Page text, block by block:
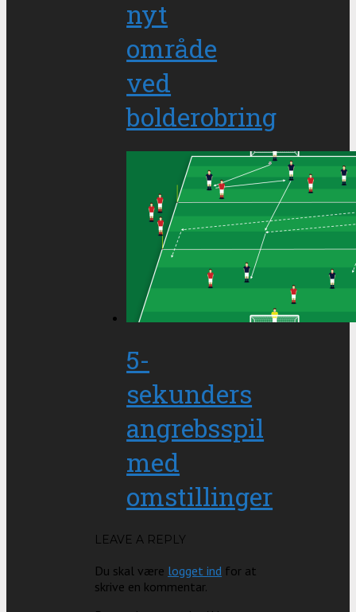
nyt
område
ved
bolderobring
5-
sekunders
angrebsspil
med
omstillinger
LEAVE A REPLY
Du skal være logget ind for at
skrive en kommentar.